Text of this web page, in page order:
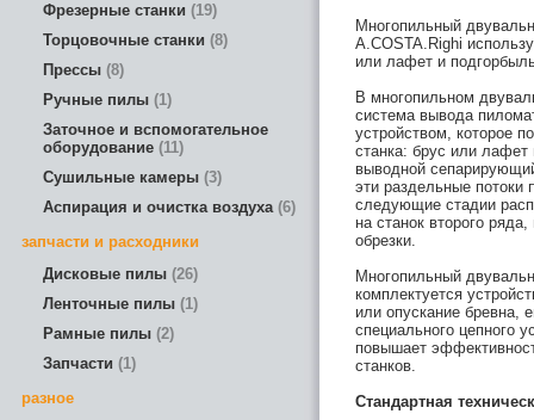
Фрезерные станки
19
Торцовочные станки 8
Прессы 8
Ручные пилы 1
Заточное и вспомогательное
оборудование 11
Сушильные камеры 3
Аспирация и очистка воздуха 6
запчасти и расходники
Дисковые пилы 26
Ленточные пилы 1
Рамные пилы 2
Запчасти
1
разное
Многопильный
A.COSTA.Righi
или лафет и
В многопильном
система вывода
устройством, которое
станка: брус или
выводной
эти раздельные потоки
следующие стадии
на станок второго
обрезки.
Многопильный
комплектуется
или опускание бревна,
специального цепного
повышает
станков.
Стандартная